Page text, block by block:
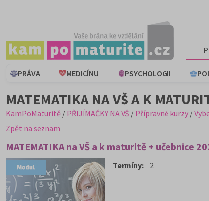
PRÁVA MEDICÍNU PSYCHOLOGII
MATEMATIKA NA VŠ A K
KamPoMaturitě / PŘIJÍMAČKY NA VŠ / Přípravné kurzy /
Zpět na seznam
MATEMATIKA na VŠ a k maturitě + učebnice
Termíny: 2